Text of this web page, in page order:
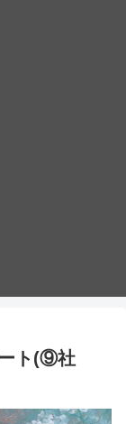
ート(⑨社